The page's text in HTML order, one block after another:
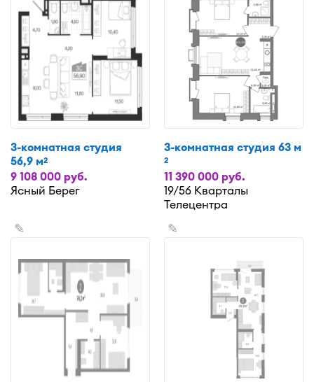
3-комнатная студия
56,9 м2
9 108 000 руб.
Ясный Берег
3-комнатная студия 63 м
2
11 390 000 руб.
19/56 Кварталы
Телецентра
✎ ✎